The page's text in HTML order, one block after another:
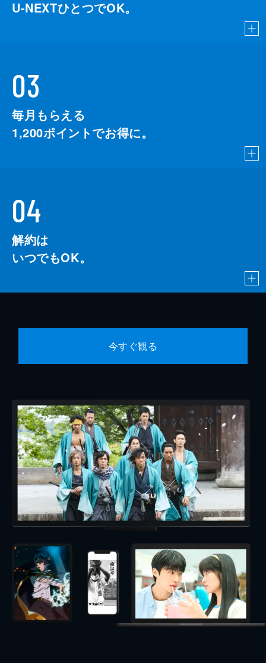
U-NEXTひとつでOK。
03
毎月もらえる
1,200ポイントでお得に。
04
解約は
いつでもOK。
今すぐ観る